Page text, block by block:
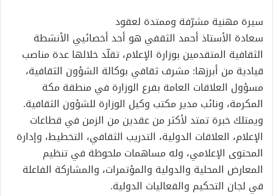
سيرة مهنية مشرّفة وممتدة لعقود
سعادة الأستاذ أحمد الثقفي هو أحد أخصائيي الأنشطة
الثقافية المتقدمين بوزارة الإعلام، تقلّد خلالها عدة مناصب
قيادية من أبرزها: مشرف ثقافي بوكالة الشؤون الثقافية،
مسؤول العلاقات العامة بفرع الوزارة في منطقة مكة
المكرمة، ونائب مدير مكتب وكيل الوزارة للشؤون الثقافية.
ويمتلك خبرة تمتد لأكثر من عقدين من الزمن في قطاعات
الإعلام، العلاقات الدولية، التدريب الثقافي، التخطيط، وإدارة
المحتوى الإعلامي، وله مساهمات ملحوظة في تنظيم
المعارض المحلية والدولية والمؤتمرات، والمشاركة الفاعلة
في لجان التحكيم والفعاليات الدولية.